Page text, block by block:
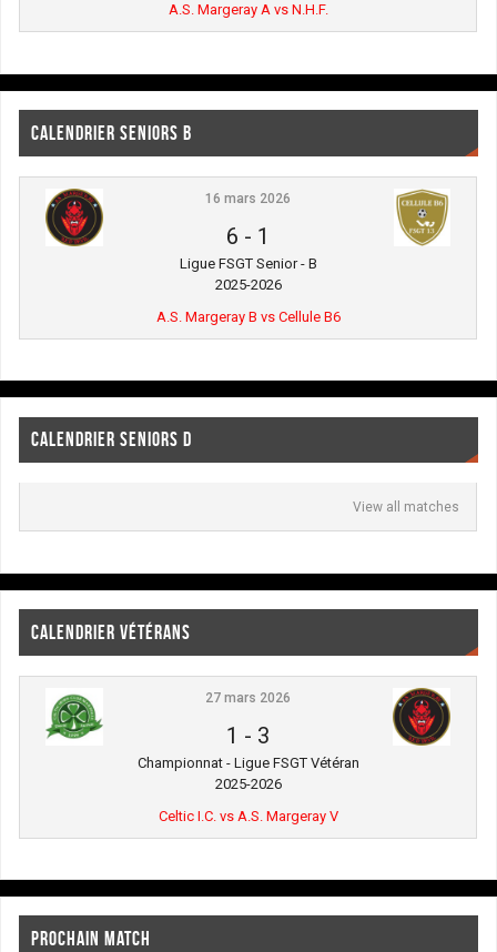
A.S. Margeray A vs N.H.F.
CALENDRIER SENIORS B
16 mars 2026
6 - 1
Ligue FSGT Senior - B
2025-2026
A.S. Margeray B vs Cellule B6
CALENDRIER SENIORS D
View all matches
CALENDRIER VÉTÉRANS
27 mars 2026
1 - 3
Championnat - Ligue FSGT Vétéran
2025-2026
Celtic I.C. vs A.S. Margeray V
PROCHAIN MATCH